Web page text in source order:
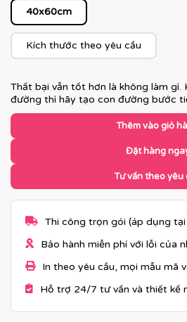
40x60cm
Kích thước theo yêu cầu
Thất bại vẫn tốt hơn là không làm gì.
đường thì hãy tạo con đường bước
Thêm vào giỏ
Đặt hàng
Tư vấn theo yêu
Thi công trọn gói (áp dụng tại
Bảo hành miễn phí với lỗi của
In theo yêu cầu, mọi mẫu mã
Hỗ trợ 24/7 tư vấn và thiết kế